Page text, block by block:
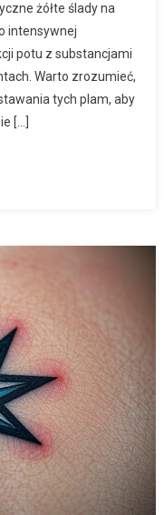
żółte ślady na
intensywnej
potu z substancjami
Warto zrozumieć,
tych plam, aby
[…]